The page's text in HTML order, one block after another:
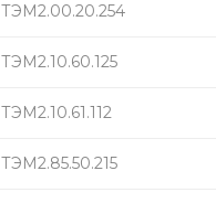
ТЭМ2.00.20.254
ТЭМ2.10.60.125
ТЭМ2.10.61.112
ТЭМ2.85.50.215